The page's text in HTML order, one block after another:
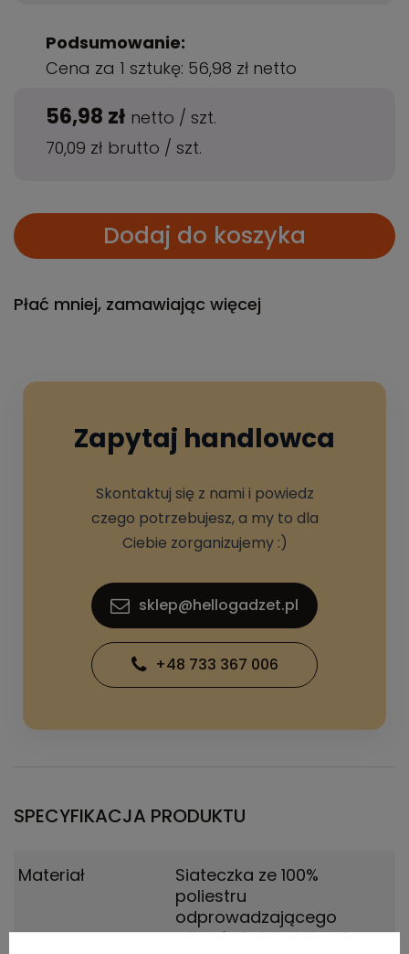
Podsumowanie:
Cena za 1 sztukę: 56,98 zł netto
56,98 zł netto / szt.
70,09 zł brutto / szt.
Dodaj do koszyka
Płać mniej, zamawiając więcej
Zapytaj handlowca
Skontaktuj się z nami i powiedz
czego potrzebujesz, a my to dla
Ciebie zorganizujemy :)
sklep@hellogadzet.pl
+48 733 367 006
SPECYFIKACJA PRODUKTU
Materiał
Siateczka ze 100%
poliestru
odprowadzającego
wilgoć.,Splot siateczkowy